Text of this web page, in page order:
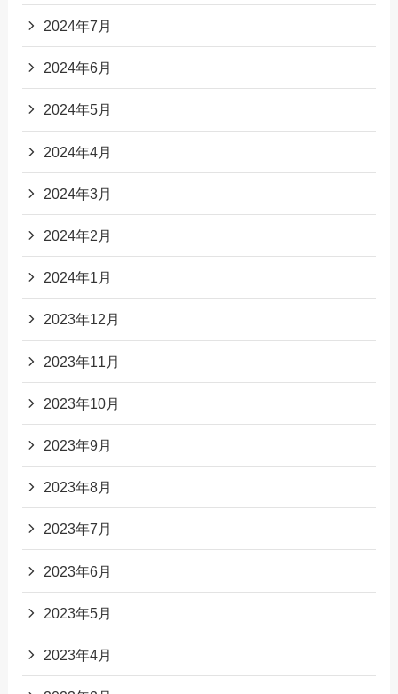
2024年7月
2024年6月
2024年5月
2024年4月
2024年3月
2024年2月
2024年1月
2023年12月
2023年11月
2023年10月
2023年9月
2023年8月
2023年7月
2023年6月
2023年5月
2023年4月